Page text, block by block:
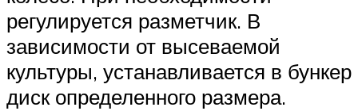
регулируется разметчик. В
зависимости от высеваемой
культуры, устанавливается в бункер
диск определенного размера.